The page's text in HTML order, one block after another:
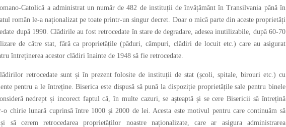
Catolică a administrat un număr de 482 de instituții de învățământ în Transilvania până în
român le-a naționalizat pe toate printr-un singur decret. Doar o mică parte din aceste proprietăți
după 1990. Clădirile au fost retrocedate în stare de degradare, adesea inutilizabile, după 60-70
de către stat, fără ca proprietățile (păduri, câmpuri, clădiri de locuit etc.) care au asigurat
întreținerea acestor clădiri înainte de 1948 să fie retrocedate.
retrocedate sunt și în prezent folosite de instituții de stat (școli, spitale, birouri etc.) cu
pentru a le întreține. Biserica este dispusă să pună la dispoziție proprietățile sale pentru binele
nedrept și incorect faptul că, în multe cazuri, se așteaptă și se cere Bisericii să întrețină
chirie lunară cuprinsă între 1000 și 2000 de lei. Acesta este motivul pentru care continuăm să
să cerem retrocedarea proprietăților noastre naționalizate, care ar asigura administrarea